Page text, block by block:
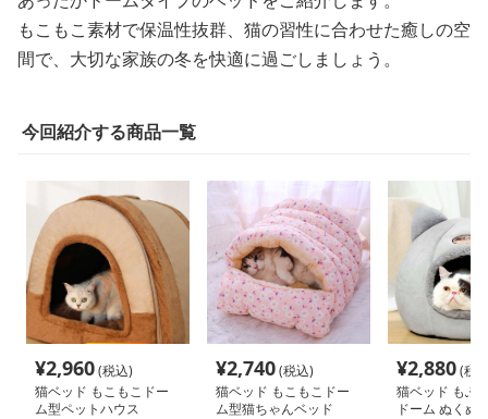
もこもこ素材で保温性抜群、猫の習性に合わせた癒しの空
間で、大切な家族の冬を快適に過ごしましょう。
今回紹介する商品一覧
¥2,960(税込)
猫ベッド もこもこドー
ム型ペットハウス
¥2,740(税込)
猫ベッド もこもこドー
ム型猫ちゃんベッド
¥2,880(税
猫ベッド もふ
ドーム ぬくぬ